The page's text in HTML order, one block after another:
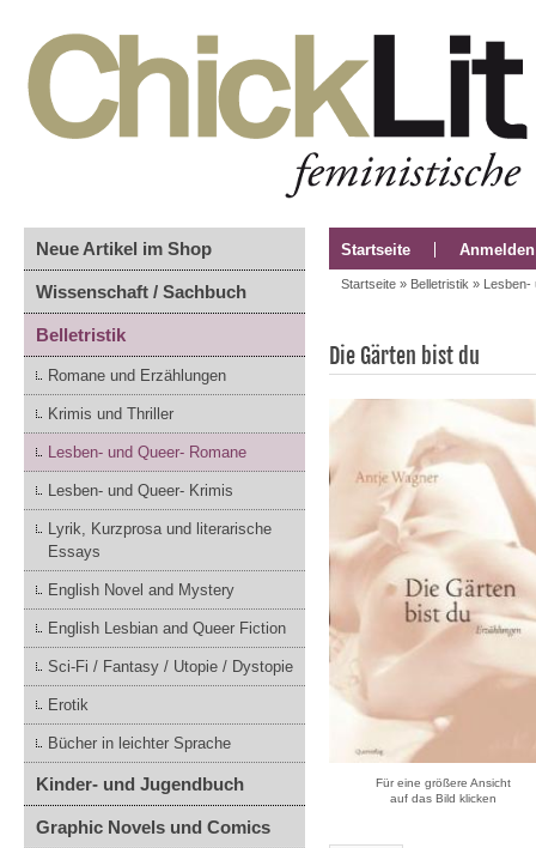
Neue Artikel im Shop
Wissenschaft / Sachbuch
Belletristik
Romane und Erzählungen
Krimis und Thriller
Lesben- und Queer- Romane
Lesben- und Queer- Krimis
Lyrik, Kurzprosa und literarische
Essays
English Novel and Mystery
English Lesbian and Queer Fiction
Sci-Fi / Fantasy / Utopie / Dystopie
Erotik
Bücher in leichter Sprache
Kinder- und Jugendbuch
Graphic Novels und Comics
Startseite Anmelden
Startseite » Belletristik » Lesben-
Die Gärten bist du
Für eine größere Ansicht
auf das Bild klicken